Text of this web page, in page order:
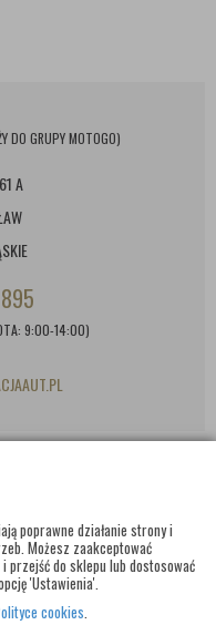
poprawne działanie strony i
Możesz zaakceptować
do sklepu lub dostosować
'Ustawienia'.
cookies.
DO GRUPY MOTOGO)
A
9:00-14:00)